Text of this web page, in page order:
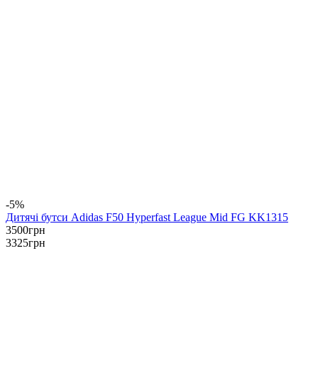
-5%
Дитячі бутси Adidas F50 Hyperfast League Mid FG KK1315
3500грн
3325грн